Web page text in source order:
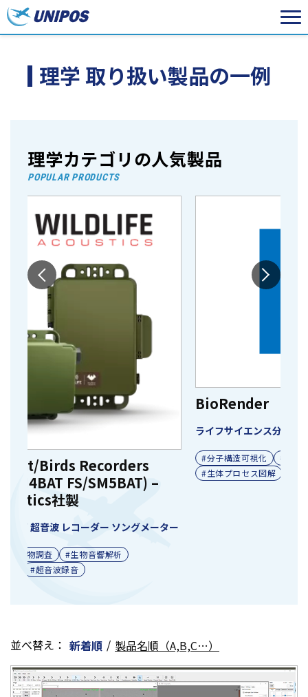
理学 取り扱い製品の一例
理学カテゴリの人気製品
POPULAR PRODUCTS
BioRender
ライフサイエンス分野 イラスト作成 ツール ソフトウェア
#分子構造可視化
#バイオインフォマティクス
#生体プロセス図解
並べ替え： 新着順 / 製品名順（A,B,C…）